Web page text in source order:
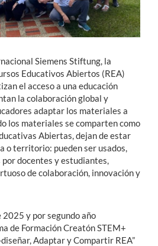
Siemens Stiftung, la
Educativos Abiertos (REA)
el acceso a una educación
la colaboración global y
adaptar los materiales a
los materiales se comparten como
Abiertas, dejan de estar
o territorio: pueden ser usados,
docentes y estudiantes,
de colaboración, innovación y
y por segundo año
de Formación Creatón STEM+
Adaptar y Compartir REA”